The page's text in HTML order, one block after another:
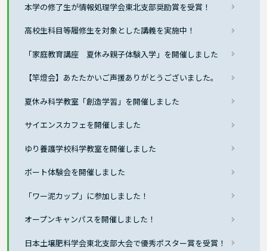
本学の修了生が情報処理学会東北支部奨励賞を受賞！
高校生科目等履修生を対象とした講義を実施中！
「家庭教育講座 夏休み親子体験入学」を開催しました
【竿燈会】あたたかいご声援ありがとうございました。
夏休み科学教室「創造学習」を開催しました
サイエンスカフェを開催しました
ゆり養護学校科学教室を開催しました
ボート体験会を開催しました
「ワー泥カップ」に参加しました！
オープンキャンパスを開催しました！
日本土壌肥料学会東北支部大会で優秀ポスター賞を受賞！